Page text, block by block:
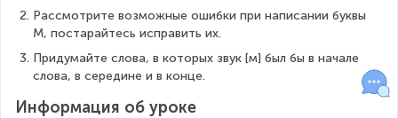
Рассмотрите возможные ошибки при написании буквы
М, постарайтесь исправить их.
Придумайте слова, в которых звук [м] был бы в начале
слова, в середине и в конце.
Информация об уроке